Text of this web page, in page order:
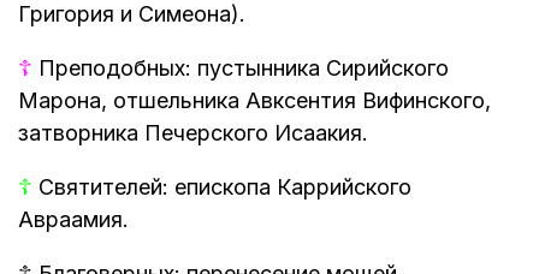
Григория и Симеона).
☦ Преподобных: пустынника Сирийского
Марона, отшельника Авксентия Вифинского,
затворника Печерского Исаакия.
☦ Святителей: епископа Каррийского
Авраамия.